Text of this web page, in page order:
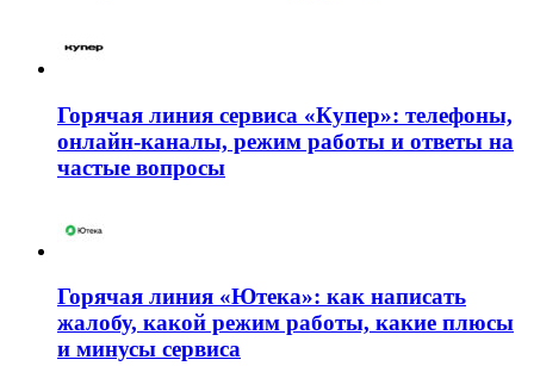
Горячая линия сервиса «Купер»: телефоны,
онлайн-каналы, режим работы и ответы на
частые вопросы
Горячая линия «Ютека»: как написать
жалобу, какой режим работы, какие плюсы
и минусы сервиса